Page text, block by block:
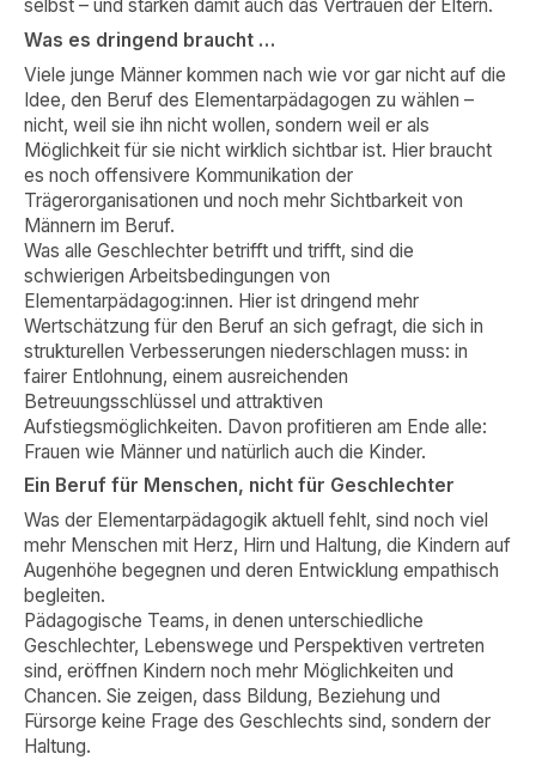
selbst – und stärken damit auch das Vertrauen der Eltern.
Was es dringend braucht …
Viele junge Männer kommen nach wie vor gar nicht auf die
Idee, den Beruf des Elementarpädagogen zu wählen –
nicht, weil sie ihn nicht wollen, sondern weil er als
Möglichkeit für sie nicht wirklich sichtbar ist. Hier braucht
es noch offensivere Kommunikation der
Trägerorganisationen und noch mehr Sichtbarkeit von
Männern im Beruf.
Was alle Geschlechter betrifft und trifft, sind die
schwierigen Arbeitsbedingungen von
Elementarpädagog:innen. Hier ist dringend mehr
Wertschätzung für den Beruf an sich gefragt, die sich in
strukturellen Verbesserungen niederschlagen muss: in
fairer Entlohnung, einem ausreichenden
Betreuungsschlüssel und attraktiven
Aufstiegsmöglichkeiten. Davon profitieren am Ende alle:
Frauen wie Männer und natürlich auch die Kinder.
Ein Beruf für Menschen, nicht für Geschlechter
Was der Elementarpädagogik aktuell fehlt, sind noch viel
mehr Menschen mit Herz, Hirn und Haltung, die Kindern auf
Augenhöhe begegnen und deren Entwicklung empathisch
begleiten.
Pädagogische Teams, in denen unterschiedliche
Geschlechter, Lebenswege und Perspektiven vertreten
sind, eröffnen Kindern noch mehr Möglichkeiten und
Chancen. Sie zeigen, dass Bildung, Beziehung und
Fürsorge keine Frage des Geschlechts sind, sondern der
Haltung.